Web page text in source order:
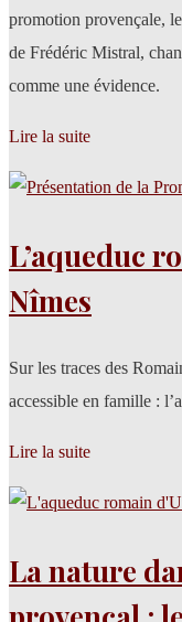
promotion provençale,
de Frédéric Mistral,
comme une évidence.
Lire la suite
L’aqueduc
Nîmes
Sur les traces des
accessible en famille :
Lire la suite
La nature